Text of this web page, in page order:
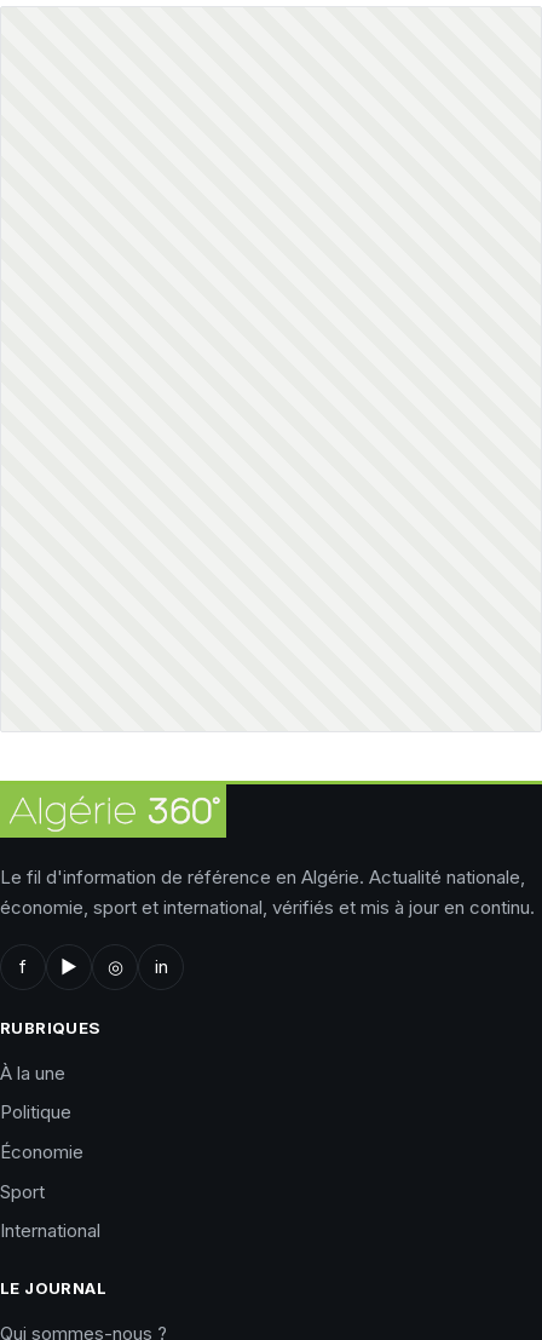
Le fil d'information de référence en Algérie. Actualité nationale,
économie, sport et international, vérifiés et mis à jour en continu.
f ▶ ◎ in
RUBRIQUES
À la une
Politique
Économie
Sport
International
LE JOURNAL
Qui sommes-nous ?